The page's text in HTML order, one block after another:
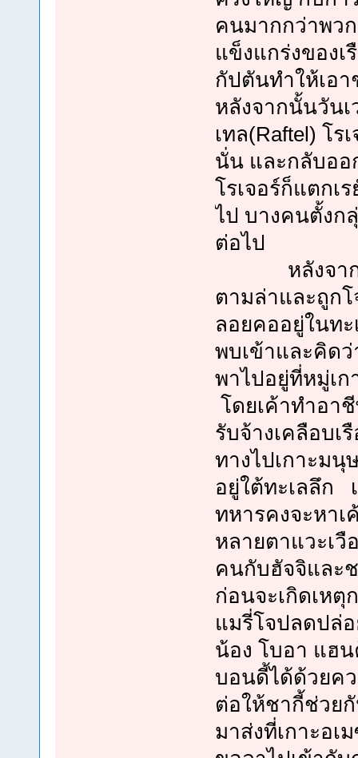
คนมากกว่าพว
แข็งแกร่งของเ
กัปตันทำให้เอ
หลังจากนั้นวัน
เทล(Raftel) โ
นั่น และกลับออ
โรเจอร์ก็แตกเ
ไป บางคนตั้งก
ต่อไป
หลังจากนั้น
ตามล่าและถูก
ลอยคออยู่ในท
พบเข้าและคิดว่
พาไปอยู่ที่หมู่เ
โดยเค้าทำอา
รับจ้างเคลือบเ
ทางไปเกาะมนุ
อยู่ใต้ทะเลลึก
ทหารคงจะหาเ
หลายตาแวะเวื
คนกับฮัจจิและ
ก่อนจะเกิดเหตุ
แมรี่โจปลดปล่
น้อง โบอา แฮ
บอนดี้ได้ด้วยค
ต่อให้ชากี้ช่วย
มาส่งที่เกาะอ